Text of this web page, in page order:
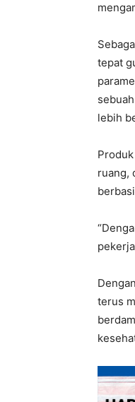
tepat
lebih
ruang,
terus